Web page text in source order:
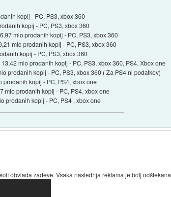
kopij - PC, PS3, xbox 360
kopij - PC, PS3, xbox 360
mio prodanih kopij - PC, PS3, xbox 360
mio prodanih kopij - PC, PS3, xbox 360
kopij - PC, PS3, xbox 360
mio prodanih kopij - PC, PS3, xbox 360, PS4, Xbox one
prodanih kopij - PC, PS3, xbox 360 ( Za PS4 ni podatkov)
prodanih kopij - PC, PS4, xbox one
mio prodanih kopij - PC, PS4, xbox one
prodanih kopij - PC, PS4 , xbox one
obvlada zadeve. Vsaka naslednja reklama je bolj odštekana